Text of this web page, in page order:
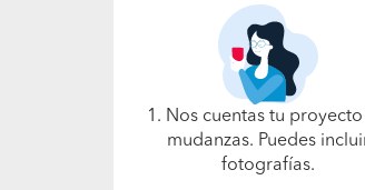
1. Nos cuentas tu
mudanzas. Puedes
fotografías.